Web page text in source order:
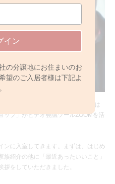
イン
の分譲地にお住まいのお
望のご入居者様は下記よ
フェ戸塚安行（全20棟））にて「は
ップ」がビデオ会議ツールZOOMを活
ンに入室してきます。まずは、はじめ
紹介の他に「最近あったいいこと」
をしていただきました。